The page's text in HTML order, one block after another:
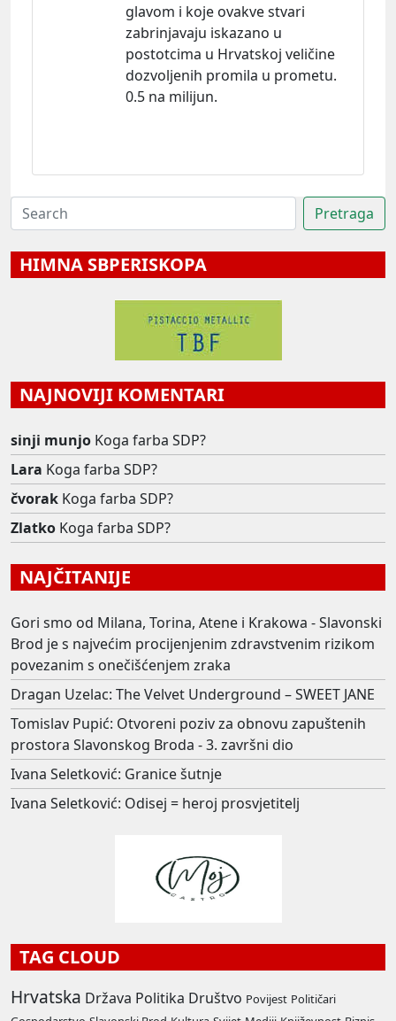
glavom i koje ovakve stvari
zabrinjavaju iskazano u
postotcima u Hrvatskoj veličine
dozvoljenih promila u prometu.
0.5 na milijun.
HIMNA SBPERISKOPA
NAJNOVIJI KOMENTARI
sinji munjo Koga farba SDP?
Lara Koga farba SDP?
čvorak Koga farba SDP?
Zlatko Koga farba SDP?
NAJČITANIJE
Gori smo od Milana, Torina, Atene i Krakowa - Slavonski
Brod je s najvećim procijenjenim zdravstvenim rizikom
povezanim s onečišćenjem zraka
Dragan Uzelac: The Velvet Underground – SWEET JANE
Tomislav Pupić: Otvoreni poziv za obnovu zapuštenih
prostora Slavonskog Broda - 3. završni dio
Ivana Seletković: Granice šutnje
Ivana Seletković: Odisej = heroj prosvjetitelj
TAG CLOUD
Hrvatska Država Politika Društvo Povijest Političari